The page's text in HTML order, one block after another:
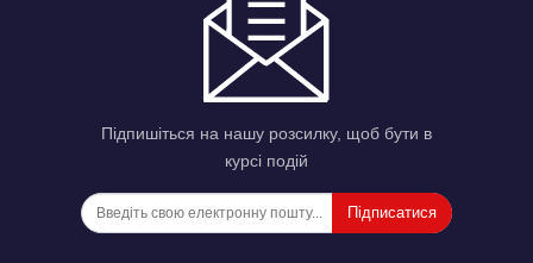
Підпишіться на нашу розсилку, щоб бути в
курсі подій
Підписатися